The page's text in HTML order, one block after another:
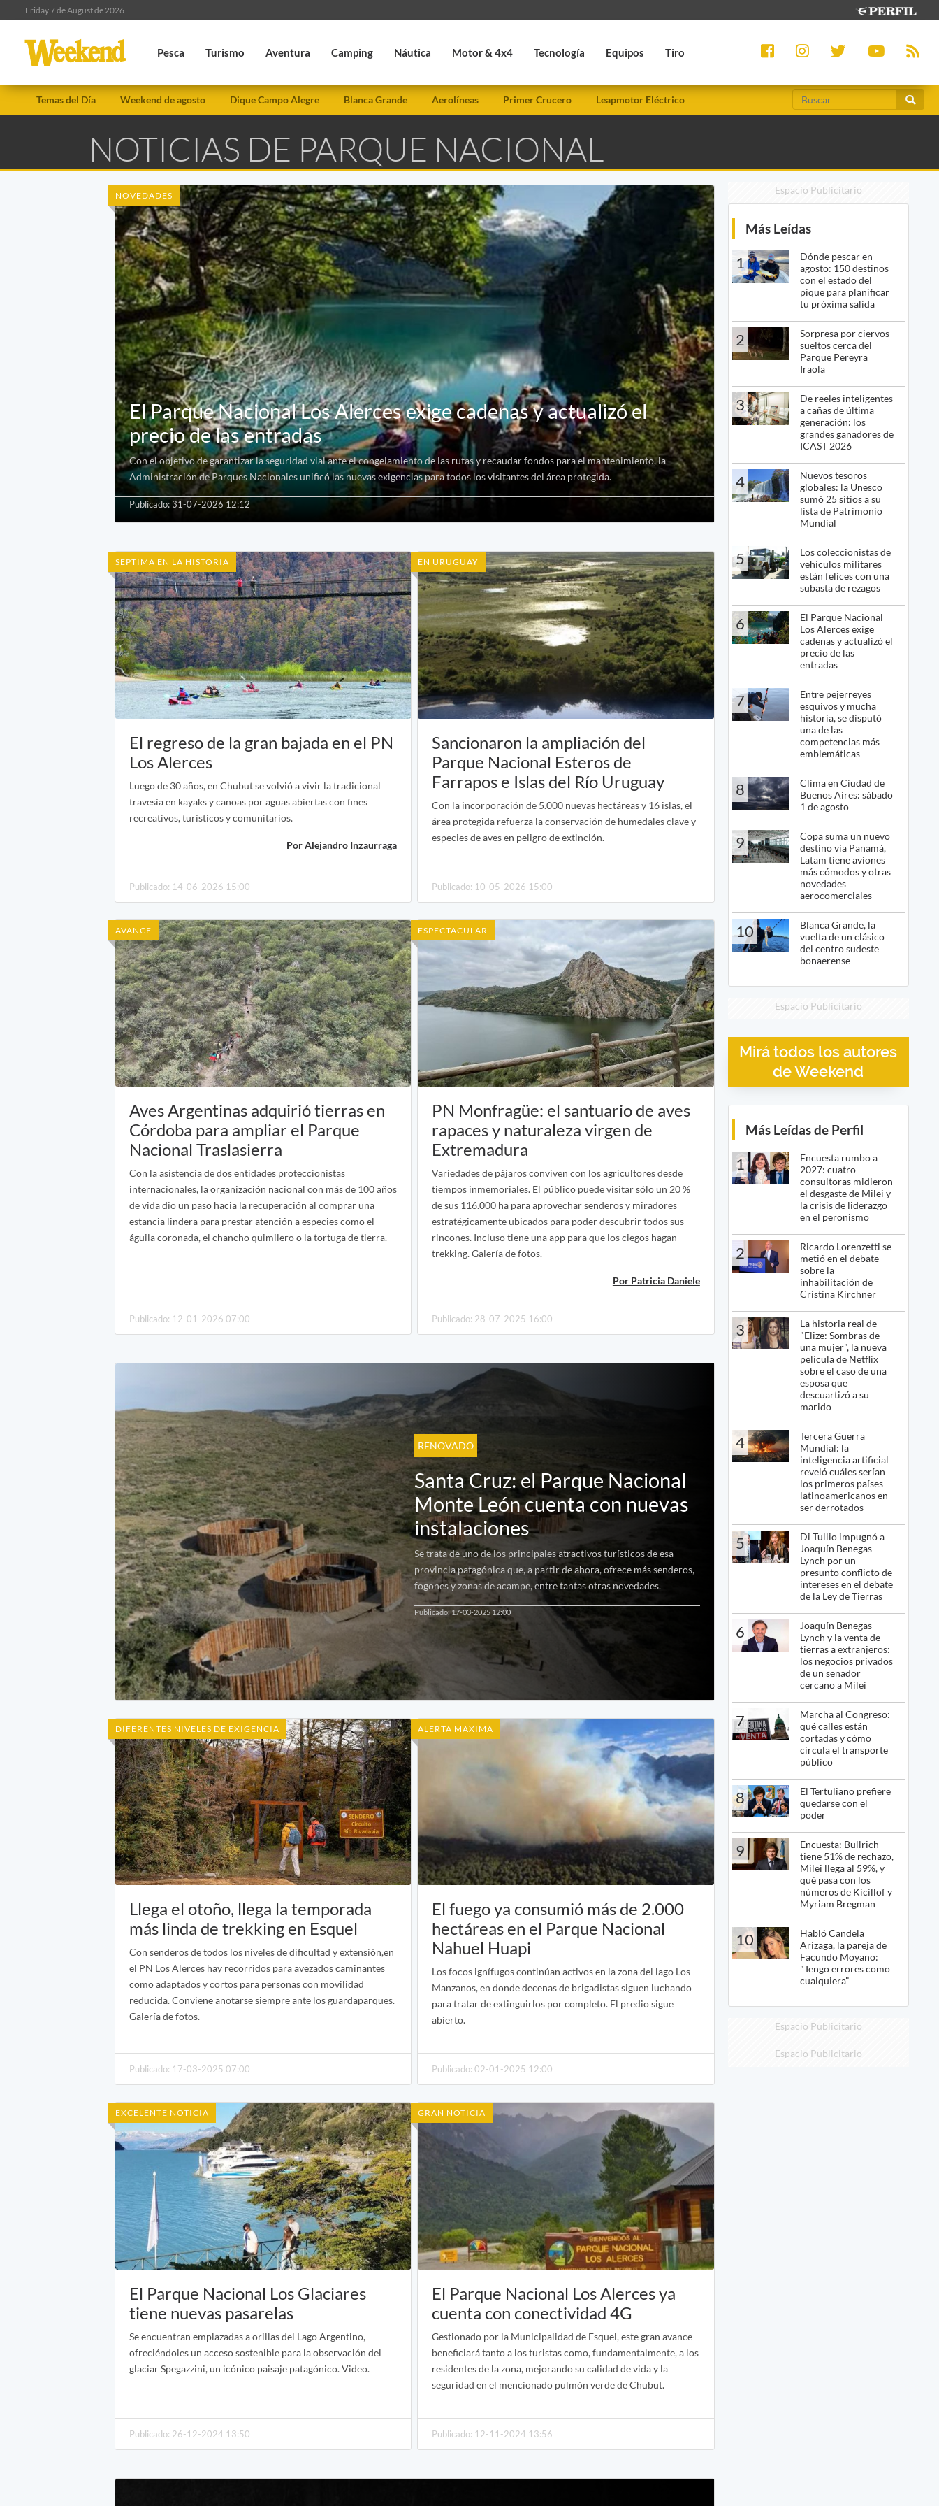
Friday 7 de August de 2026
Pesca Turismo Aventura Camping Náutica Motor & 4x4 Tecnología Equipos Tiro
Temas del Día Weekend de agosto Dique Campo Alegre Blanca Grande Aerolíneas Primer Crucero Leapmotor Eléctrico
NOTICIAS DE PARQUE NACIONAL
NOVEDADES
El Parque Nacional Los Alerces exige cadenas y actualizó el
precio de las entradas
Con el objetivo de garantizar la seguridad vial ante el congelamiento de las rutas y recaudar fondos para el mantenimiento, la
Administración de Parques Nacionales unificó las nuevas exigencias para todos los visitantes del área protegida.
Publicado: 31-07-2026 12:12
SEPTIMA EN LA HISTORIA
El regreso de la gran bajada en el PN
Los Alerces
Luego de 30 años, en Chubut se volvió a vivir la tradicional
travesía en kayaks y canoas por aguas abiertas con fines
recreativos, turísticos y comunitarios.
Por Alejandro Inzaurraga
Publicado: 14-06-2026 15:00
EN URUGUAY
Sancionaron la ampliación del
Parque Nacional Esteros de
Farrapos e Islas del Río Uruguay
Con la incorporación de 5.000 nuevas hectáreas y 16 islas, el
área protegida refuerza la conservación de humedales clave y
especies de aves en peligro de extinción.
Publicado: 10-05-2026 15:00
AVANCE
Aves Argentinas adquirió tierras en
Córdoba para ampliar el Parque
Nacional Traslasierra
Con la asistencia de dos entidades proteccionistas
internacionales, la organización nacional con más de 100 años
de vida dio un paso hacia la recuperación al comprar una
estancia lindera para prestar atención a especies como el
águila coronada, el chancho quimilero o la tortuga de tierra.
Publicado: 12-01-2026 07:00
ESPECTACULAR
PN Monfragüe: el santuario de aves
rapaces y naturaleza virgen de
Extremadura
Variedades de pájaros conviven con los agricultores desde
tiempos inmemoriales. El público puede visitar sólo un 20 %
de sus 116.000 ha para aprovechar senderos y miradores
estratégicamente ubicados para poder descubrir todos sus
rincones. Incluso tiene una app para que los ciegos hagan
trekking. Galería de fotos.
Por Patricia Daniele
Publicado: 28-07-2025 16:00
RENOVADO
Santa Cruz: el Parque Nacional
Monte León cuenta con nuevas
instalaciones
Se trata de uno de los principales atractivos turísticos de esa
provincia patagónica que, a partir de ahora, ofrece más senderos,
fogones y zonas de acampe, entre tantas otras novedades.
Publicado: 17-03-2025 12:00
DIFERENTES NIVELES DE EXIGENCIA
Llega el otoño, llega la temporada
más linda de trekking en Esquel
Con senderos de todos los niveles de dificultad y extensión,en
el PN Los Alerces hay recorridos para avezados caminantes
como adaptados y cortos para personas con movilidad
reducida. Conviene anotarse siempre ante los guardaparques.
Galería de fotos.
Publicado: 17-03-2025 07:00
ALERTA MAXIMA
El fuego ya consumió más de 2.000
hectáreas en el Parque Nacional
Nahuel Huapi
Los focos ignífugos continúan activos en la zona del lago Los
Manzanos, en donde decenas de brigadistas siguen luchando
para tratar de extinguirlos por completo. El predio sigue
abierto.
Publicado: 02-01-2025 12:00
EXCELENTE NOTICIA
El Parque Nacional Los Glaciares
tiene nuevas pasarelas
Se encuentran emplazadas a orillas del Lago Argentino,
ofreciéndoles un acceso sostenible para la observación del
glaciar Spegazzini, un icónico paisaje patagónico. Video.
Publicado: 26-12-2024 13:50
GRAN NOTICIA
El Parque Nacional Los Alerces ya
cuenta con conectividad 4G
Gestionado por la Municipalidad de Esquel, este gran avance
beneficiará tanto a los turistas como, fundamentalmente, a los
residentes de la zona, mejorando su calidad de vida y la
seguridad en el mencionado pulmón verde de Chubut.
Publicado: 12-11-2024 13:56
Espacio Publicitario
Más Leídas
1
Dónde pescar en
agosto: 150 destinos
con el estado del
pique para planificar
tu próxima salida
2
Sorpresa por ciervos
sueltos cerca del
Parque Pereyra
Iraola
3
De reeles inteligentes
a cañas de última
generación: los
grandes ganadores de
ICAST 2026
4
Nuevos tesoros
globales: la Unesco
sumó 25 sitios a su
lista de Patrimonio
Mundial
5
Los coleccionistas de
vehículos militares
están felices con una
subasta de rezagos
6
El Parque Nacional
Los Alerces exige
cadenas y actualizó el
precio de las
entradas
7
Entre pejerreyes
esquivos y mucha
historia, se disputó
una de las
competencias más
emblemáticas
8
Clima en Ciudad de
Buenos Aires: sábado
1 de agosto
9
Copa suma un nuevo
destino vía Panamá,
Latam tiene aviones
más cómodos y otras
novedades
aerocomerciales
10
Blanca Grande, la
vuelta de un clásico
del centro sudeste
bonaerense
Espacio Publicitario
Mirá todos los autores
de Weekend
Más Leídas de Perfil
1
Encuesta rumbo a
2027: cuatro
consultoras midieron
el desgaste de Milei y
la crisis de liderazgo
en el peronismo
2
Ricardo Lorenzetti se
metió en el debate
sobre la
inhabilitación de
Cristina Kirchner
3
La historia real de
"Elize: Sombras de
una mujer", la nueva
película de Netflix
sobre el caso de una
esposa que
descuartizó a su
marido
4
Tercera Guerra
Mundial: la
inteligencia artificial
reveló cuáles serían
los primeros países
latinoamericanos en
ser derrotados
5
Di Tullio impugnó a
Joaquín Benegas
Lynch por un
presunto conflicto de
intereses en el debate
de la Ley de Tierras
6
Joaquín Benegas
Lynch y la venta de
tierras a extranjeros:
los negocios privados
de un senador
cercano a Milei
7
Marcha al Congreso:
qué calles están
cortadas y cómo
circula el transporte
público
8
El Tertuliano prefiere
quedarse con el
poder
9
Encuesta: Bullrich
tiene 51% de rechazo,
Milei llega al 59%, y
qué pasa con los
números de Kicillof y
Myriam Bregman
10
Habló Candela
Arizaga, la pareja de
Facundo Moyano:
"Tengo errores como
cualquiera"
Espacio Publicitario
Espacio Publicitario